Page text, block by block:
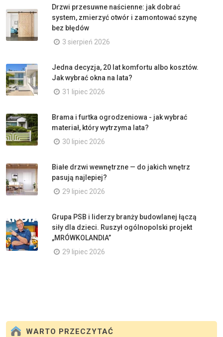
Drzwi przesuwne naścienne: jak dobrać
system, zmierzyć otwór i zamontować szynę
bez błędów
3 sierpień 2026
Jedna decyzja, 20 lat komfortu albo kosztów.
Jak wybrać okna na lata?
31 lipiec 2026
Brama i furtka ogrodzeniowa - jak wybrać
materiał, który wytrzyma lata?
30 lipiec 2026
Białe drzwi wewnętrzne — do jakich wnętrz
pasują najlepiej?
29 lipiec 2026
Grupa PSB i liderzy branży budowlanej łączą
siły dla dzieci. Ruszył ogólnopolski projekt
„MRÓWKOLANDIA”
29 lipiec 2026
WARTO PRZECZYTAĆ